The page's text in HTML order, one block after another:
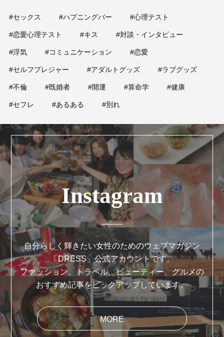
#セックス #ハプニングバー #心理テスト
#恋愛心理テスト #キス #対談・インタビュー
#浮気 #コミュニケーション #恋愛
#セルフプレジャー #アダルトグッズ #ラブグッズ
#不倫 #既婚者 #開運 #算命学 #健康
#セフレ #あるある #別れ
Instagram
自分らしく輝きたい女性のためのウェブマガジン
「DRESS」公式アカウントです。
ファッション、トラベル、ビューティー、グルメの
おすすめ記事をピックアップしています。
MORE